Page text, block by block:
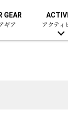
GEAR
ギア アクティ